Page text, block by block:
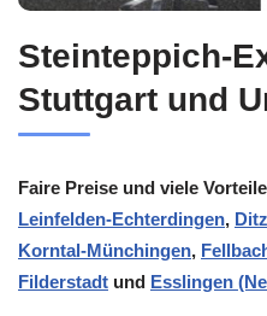
Steinteppich-
Stuttgart und
Faire Preise und viele
Leinfelden-Echterdingen,
Korntal-Münchingen,
Filderstadt und Esslingen